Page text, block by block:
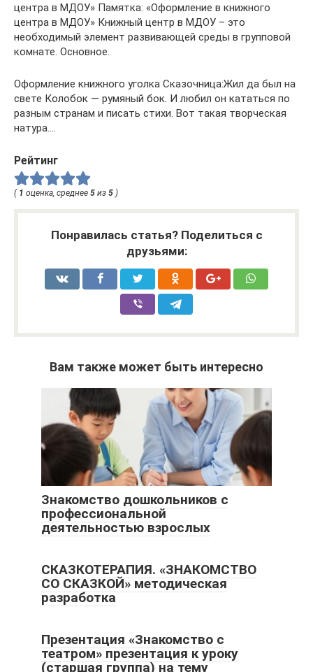
центра в МДОУ» Памятка: «Оформление в книжного
центра в МДОУ» Книжный центр в МДОУ – это
необходимый элемент развивающей среды в групповой
комнате. Основное.
Оформление книжного уголка Сказочница:Жил да был на
свете Колобок — румяный бок. И любил он кататься по
разным странам и писать стихи. Вот такая творческая
натура….
Рейтинг
( 1 оценка, среднее 5 из 5 )
Понравилась статья? Поделиться с
друзьями:
Вам также может быть интересно
Знакомство дошкольников с
профессиональной
деятельностью взрослых
СКАЗКОТЕРАПИЯ. «ЗНАКОМСТВО
СО СКАЗКОЙ» методическая
разработка
Презентация «Знакомство с
театром» презентация к уроку
(старшая группа) на тему